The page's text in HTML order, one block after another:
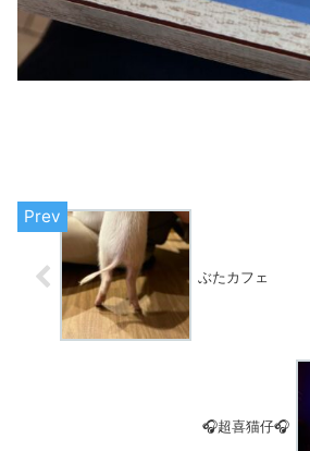
ぶたカフェ
🎧超喜猫仔🎧